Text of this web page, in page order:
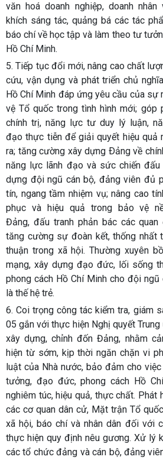
văn hoá doanh nghiệp, doanh nhân
khích sáng tác, quảng bá các tác
báo chí về học tập và làm theo tư
Hồ Chí Minh.
5.Tiếp tục đổi mới, nâng cao chất
cứu, vận dụng và phát triển chủ
Hồ Chí Minh đáp ứng yêu cầu của sự
vệ Tổ quốc trong tình hình mới; góp
chính trị, năng lực tư duy lý luận,
đạo thực tiễn để giải quyết hiệu quả
ra; tăng cường xây dựng Ðảng về
năng lực lãnh đạo và sức chiến
dựng đội ngũ cán bộ, đảng viên đủ
tín, ngang tầm nhiệm vụ; nâng cao
phục và hiệu quả trong bảo vệ
Đảng, đấu tranh phản bác các
tăng cường sự đoàn kết, thống
thuận trong xã hội. Thường xuyên
mạng, xây dựng đạo đức, lối sống
phong cách Hồ Chí Minh cho đội
là thế hệ trẻ.
6. Coi trọng công tác kiểm tra, giám
05 gắn với thực hiện Nghị quyết
xây dựng, chỉnh đốn Đảng, nhằm
hiện từ sớm, kịp thời ngăn chặn vi
luật của Nhà nước, bảo đảm cho
tưởng, đạo đức, phong cách Hồ
nghiêm túc, hiệu quả, thực chất. Phát
các cơ quan dân cử, Mặt trận Tổ
xã hội, báo chí và nhân dân đối với
thực hiện quy định nêu gương. Xử lý
các tổ chức đảng và cán bộ, đảng